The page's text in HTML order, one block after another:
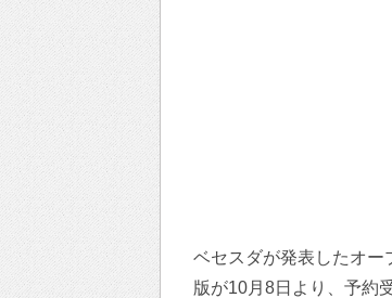
ベセスダが発表したオー
版が10月8日より、予約